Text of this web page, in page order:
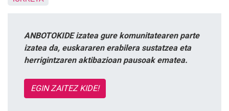
ANBOTOKIDE izatea gure komunitatearen parte
izatea da, euskararen erabilera sustatzea eta
herrigintzaren aktibazioan pausoak ematea.
EGIN ZAITEZ KIDE!